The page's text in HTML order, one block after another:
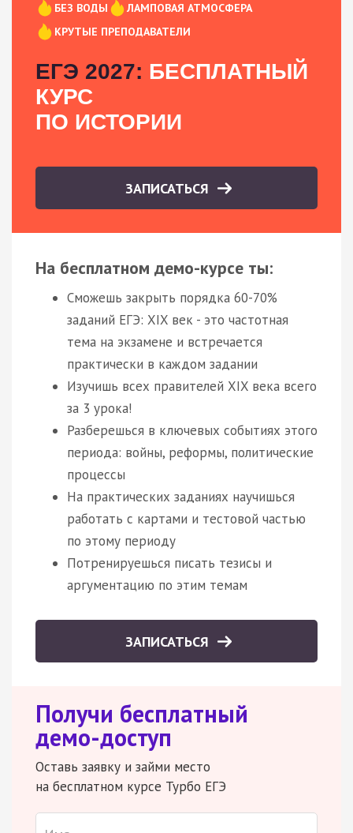
БЕЗ ВОДЫ
ЛАМПОВАЯ АТМОСФЕРА
КРУТЫЕ ПРЕПОДАВАТЕЛИ
ЕГЭ 2027: БЕСПЛАТНЫЙ
КУРС
ПО ИСТОРИИ
ЗАПИСАТЬСЯ
На бесплатном демо-курсе ты:
Сможешь закрыть порядка 60-70%
заданий ЕГЭ: XIX век - это частотная
тема на экзамене и встречается
практически в каждом задании
Изучишь всех правителей XIX века всего
за 3 урока!
Разберешься в ключевых событиях этого
периода: войны, реформы, политические
процессы
На практических заданиях научишься
работать с картами и тестовой частью
по этому периоду
Потренируешься писать тезисы и
аргументацию по этим темам
ЗАПИСАТЬСЯ
Получи бесплатный
демо-доступ
Оставь заявку и займи место
на бесплатном курсе Турбо ЕГЭ